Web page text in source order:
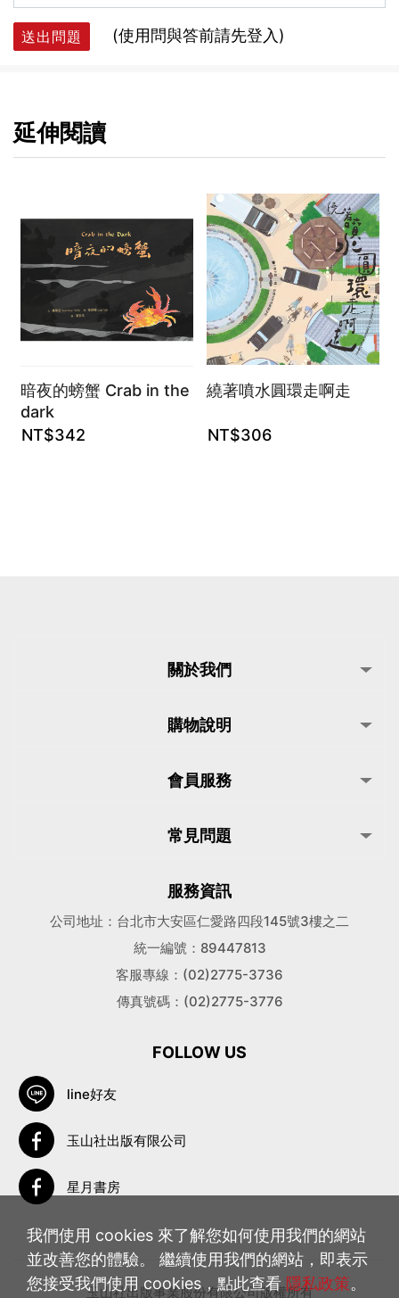
送出問題 (使用問與答前請先登入)
延伸閱讀
暗夜的螃蟹 Crab in the
dark
NT$342
繞著噴水圓環走啊走
NT$306
關於我們
購物說明
會員服務
常見問題
服務資訊
公司地址：台北市大安區仁愛路四段145號3樓之二
統一編號：89447813
客服專線：(02)2775-3736
傳真號碼：(02)2775-3776
FOLLOW US
line好友
玉山社出版有限公司
星月書房
玉山社出版事業股份有限公司版權所有
我們使用 cookies 來了解您如何使用我們的網站
並改善您的體驗。 繼續使用我們的網站，即表示
您接受我們使用 cookies，點此查看隱私政策。